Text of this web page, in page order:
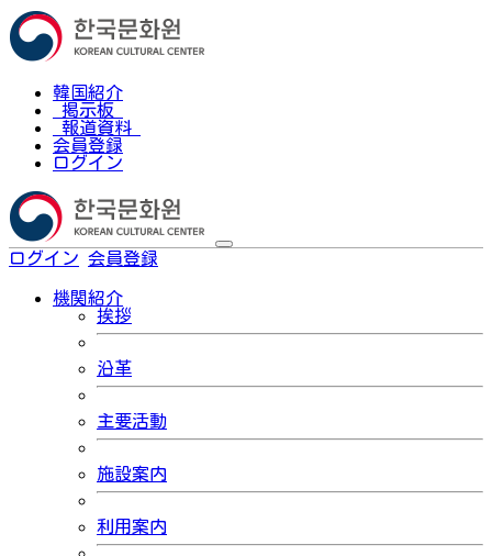
韓国紹介
掲示板
報道資料
会員登録
ログイン
ログイン 会員登録
機関紹介
挨拶
沿革
主要活動
施設案内
利用案内